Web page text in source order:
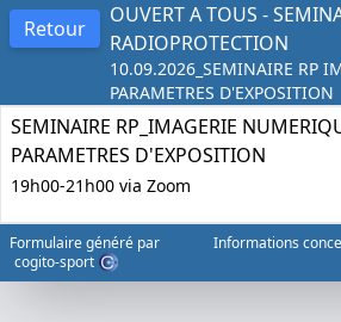
Retour
OUVERT A TOUS -
RADIOPROTECTION
10.09.2026_SEMINAIRE RP
PARAMETRES D'EXPOSITION
SEMINAIRE RP_IMAGERIE
PARAMETRES D'EXPOSITION
19h00-21h00 via Zoom
Formulaire généré par
cogito-sport
Informations